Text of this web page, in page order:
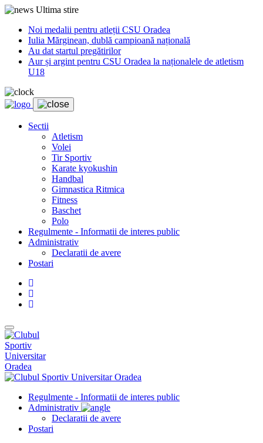
Ultima stire
Noi medalii pentru atleții CSU Oradea
Iulia Mărginean, dublă campioană națională
Au dat startul pregătirilor
Aur și argint pentru CSU Oradea la naționalele de atletism
U18
Sectii
Atletism
Volei
Tir Sportiv
Karate kyokushin
Handbal
Gimnastica Ritmica
Fitness
Baschet
Polo
Regulmente - Informatii de interes public
Administrativ
Declaratii de avere
Postari
Regulmente - Informatii de interes public
Administrativ
Declaratii de avere
Postari